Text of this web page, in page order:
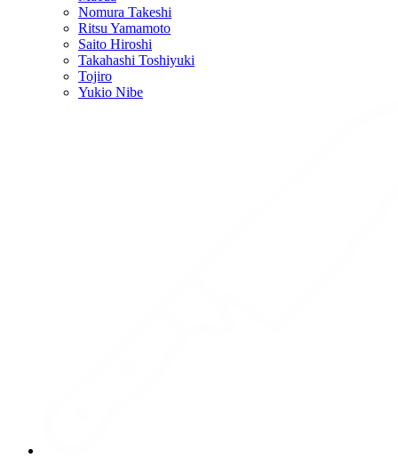
Nomura Takeshi
Ritsu Yamamoto
Saito Hiroshi
Takahashi Toshiyuki
Tojiro
Yukio Nibe